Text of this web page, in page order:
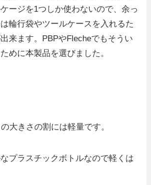
ージを1つしか使わないので、余っ
輪行袋やツールケースを入れるた
来ます。PBPやFlecheでもそうい
めに本製品を選びました。
大きさの割には軽量です。
プラスチックボトルなので軽くは